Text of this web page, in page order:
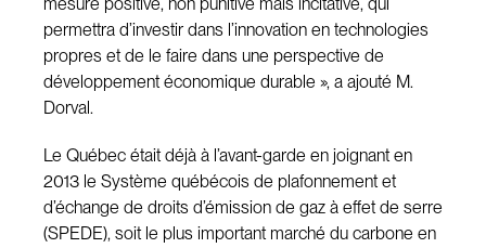
permettra d’investir dans l’innovation en technologies
propres et de le faire dans une perspective de
développement économique durable », a ajouté M.
Dorval.
Le Québec était déjà à l’avant-garde en joignant en
2013 le Système québécois de plafonnement et
d’échange de droits d’émission de gaz à effet de serre
(SPEDE), soit le plus important marché du carbone en